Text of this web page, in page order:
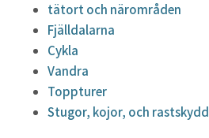
tätort och närområden
Fjälldalarna
Cykla
Vandra
Toppturer
Stugor, kojor, och rastskydd